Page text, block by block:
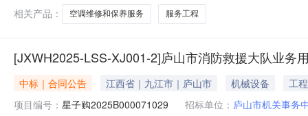
相关产品：
空调维修和保养服务 服务工程
[JXWH2025-LSS-XJ001-2]庐山市消防救援大队业务
中标｜合同公告 江西省｜九江市｜庐山市 机械设备
工程
项目编号： 星子购2025B000071029 招标单位： 庐山市机关事务